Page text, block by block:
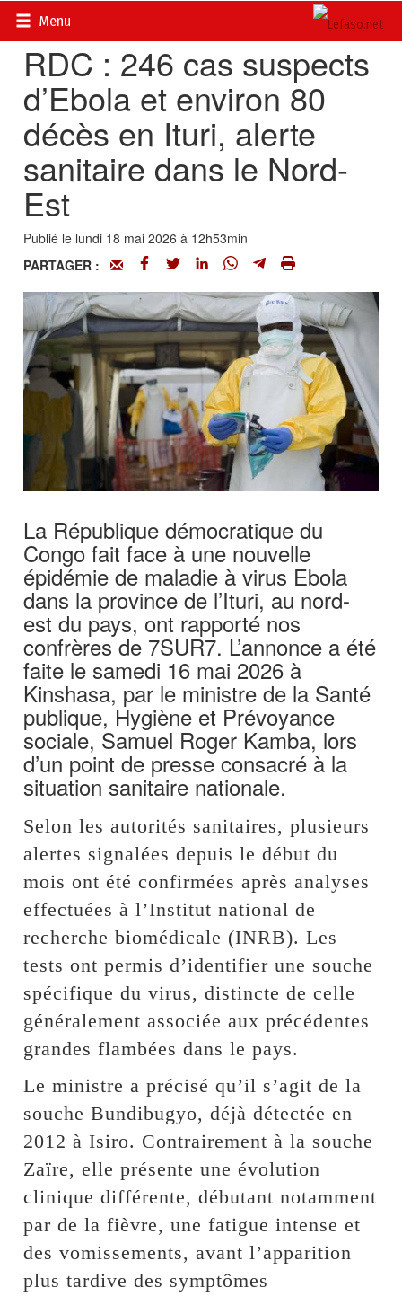
Menu
Accueil>
RDC : 246 cas suspects
d’Ebola et environ 80
décès en Ituri, alerte
sanitaire dans le Nord-
Est
Publié le lundi 18 mai 2026 à 12h53min
PARTAGER :
La République démocratique du
Congo fait face à une nouvelle
épidémie de maladie à virus Ebola
dans la province de l’Ituri, au nord-
est du pays, ont rapporté nos
confrères de 7SUR7. L’annonce a été
faite le samedi 16 mai 2026 à
Kinshasa, par le ministre de la Santé
publique, Hygiène et Prévoyance
sociale, Samuel Roger Kamba, lors
d’un point de presse consacré à la
situation sanitaire nationale.
Selon les autorités sanitaires, plusieurs
alertes signalées depuis le début du
mois ont été confirmées après analyses
effectuées à l’Institut national de
recherche biomédicale (INRB). Les
tests ont permis d’identifier une souche
spécifique du virus, distincte de celle
généralement associée aux précédentes
grandes flambées dans le pays.
Le ministre a précisé qu’il s’agit de la
souche Bundibugyo, déjà détectée en
2012 à Isiro. Contrairement à la souche
Zaïre, elle présente une évolution
clinique différente, débutant notamment
par de la fièvre, une fatigue intense et
des vomissements, avant l’apparition
plus tardive des symptômes